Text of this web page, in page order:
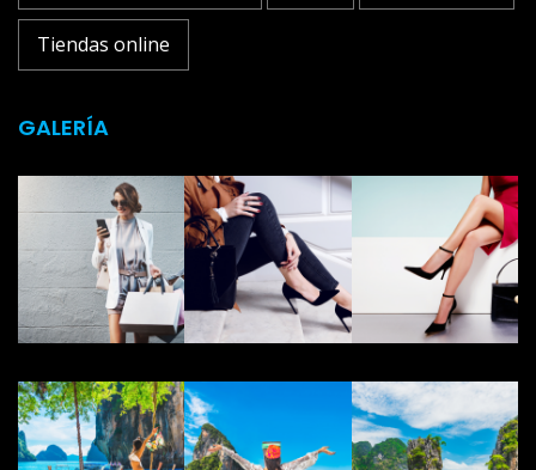
Tiendas online
GALERÍA